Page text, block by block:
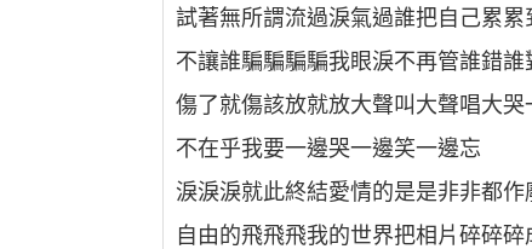
試著無所謂流過淚氣過誰把自己累累
不讓誰騙騙騙騙我眼淚不再管誰錯
傷了就傷該放就放大聲叫大聲唱大哭
不在乎我要一邊哭一邊笑一邊忘
淚淚淚就此終結愛情的是是非非都作
自由的飛飛飛我的世界把相片碎碎碎